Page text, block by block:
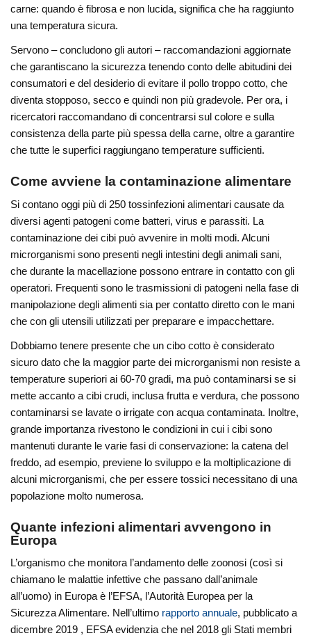
carne: quando è fibrosa e non lucida, significa che ha raggiunto
una temperatura sicura.
Servono – concludono gli autori – raccomandazioni aggiornate
che garantiscano la sicurezza tenendo conto delle abitudini dei
consumatori e del desiderio di evitare il pollo troppo cotto, che
diventa stopposo, secco e quindi non più gradevole. Per ora, i
ricercatori raccomandano di concentrarsi sul colore e sulla
consistenza della parte più spessa della carne, oltre a garantire
che tutte le superfici raggiungano temperature sufficienti.
Come avviene la contaminazione alimentare
Si contano oggi più di 250 tossinfezioni alimentari causate da
diversi agenti patogeni come batteri, virus e parassiti. La
contaminazione dei cibi può avvenire in molti modi. Alcuni
microrganismi sono presenti negli intestini degli animali sani,
che durante la macellazione possono entrare in contatto con gli
operatori. Frequenti sono le trasmissioni di patogeni nella fase di
manipolazione degli alimenti sia per contatto diretto con le mani
che con gli utensili utilizzati per preparare e impacchettare.
Dobbiamo tenere presente che un cibo cotto è considerato
sicuro dato che la maggior parte dei microrganismi non resiste a
temperature superiori ai 60-70 gradi, ma può contaminarsi se si
mette accanto a cibi crudi, inclusa frutta e verdura, che possono
contaminarsi se lavate o irrigate con acqua contaminata. Inoltre,
grande importanza rivestono le condizioni in cui i cibi sono
mantenuti durante le varie fasi di conservazione: la catena del
freddo, ad esempio, previene lo sviluppo e la moltiplicazione di
alcuni microrganismi, che per essere tossici necessitano di una
popolazione molto numerosa.
Quante infezioni alimentari avvengono in
Europa
L’organismo che monitora l’andamento delle zoonosi (così si
chiamano le malattie infettive che passano dall’animale
all’uomo) in Europa è l’EFSA, l’Autorità Europea per la
Sicurezza Alimentare. Nell’ultimo rapporto annuale, pubblicato a
dicembre 2019 , EFSA evidenzia che nel 2018 gli Stati membri